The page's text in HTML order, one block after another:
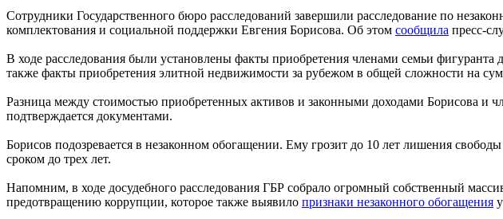
Сотрудники Государственного бюро расследований завершили расследование по
комплектования и социальной поддержки Евгения Борисова. Об этом сообщила пресс-
В ходе расследования были установлены факты приобретения членами семьи
также факты приобретения элитной недвижимости за рубежом в общей сложности на
Разница между стоимостью приобретенных активов и законными доходами Борисова и
подтверждается документами.
Борисов подозревается в незаконном обогащении. Ему грозит до 10 лет лишения
сроком до трех лет.
Напомним, в ходе досудебного расследования ГБР собрало огромный собственный
предотвращению коррупции, которое также выявило признаки незаконного обогащения